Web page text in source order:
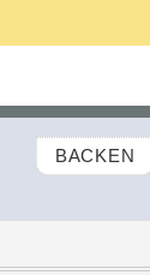
BACKEN